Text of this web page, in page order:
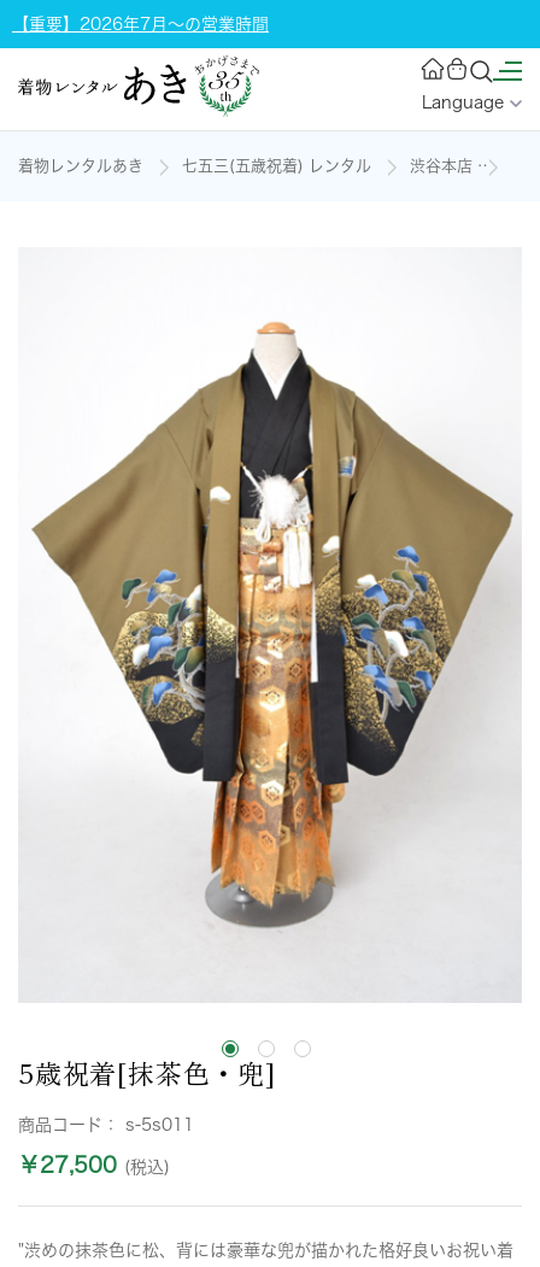
【重要】2026年7月～の営業時間
Language
着物レンタルあき 七五三(五歳祝着) レンタル 渋谷本店
5歳祝着[抹茶色・兜]
商品コード： s-5s011
￥27,500 (税込)
"渋めの抹茶色に松、背には豪華な兜が描かれた格好良いお祝い着